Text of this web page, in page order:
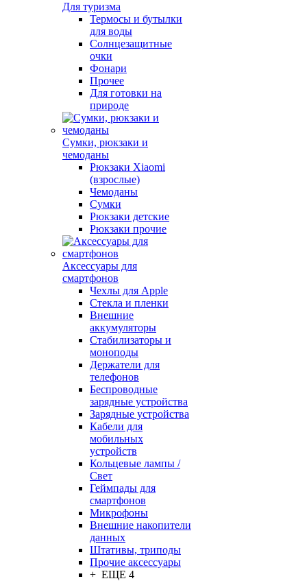
Для туризма
Термосы и бутылки
для воды
Солнцезащитные
очки
Фонари
Прочее
Для готовки на
природе
Сумки, рюкзаки и
чемоданы
Рюкзаки Xiaomi
(взрослые)
Чемоданы
Сумки
Рюкзаки детские
Рюкзаки прочие
Аксессуары для
смартфонов
Чехлы для Apple
Стекла и пленки
Внешние
аккумуляторы
Стабилизаторы и
моноподы
Держатели для
телефонов
Беспроводные
зарядные устройства
Зарядные устройства
Кабели для
мобильных
устройств
Кольцевые лампы /
Свет
Геймпады для
смартфонов
Микрофоны
Внешние накопители
данных
Штативы, триподы
Прочие аксессуары
+ ЕЩЕ 4